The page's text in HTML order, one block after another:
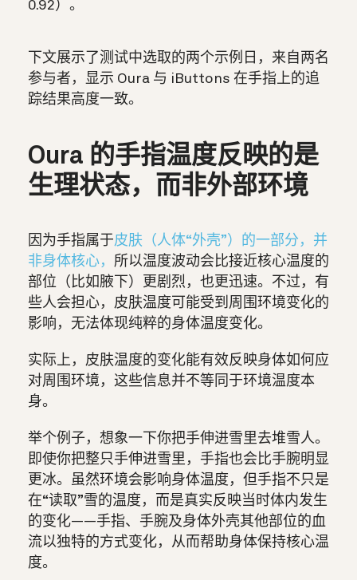
0.92）。
下文展示了测试中选取的两个示例日，来自两名
参与者，显示 Oura 与 iButtons 在手指上的追
踪结果高度一致。
Oura 的手指温度反映的是
生理状态，而非外部环境
因为手指属于皮肤（人体“外壳”）的一部分，并
非身体核心， 所以温度波动会比接近核心温度的
部位（比如腋下）更剧烈，也更迅速。不过，有
些人会担心，皮肤温度可能受到周围环境变化的
影响，无法体现纯粹的身体温度变化。
实际上，皮肤温度的变化能有效反映身体如何应
对周围环境，这些信息并不等同于环境温度本
身。
举个例子，想象一下你把手伸进雪里去堆雪人。
即使你把整只手伸进雪里，手指也会比手腕明显
更冰。虽然环境会影响身体温度，但手指不只是
在“读取”雪的温度，而是真实反映当时体内发生
的变化——手指、手腕及身体外壳其他部位的血
流以独特的方式变化，从而帮助身体保持核心温
度。